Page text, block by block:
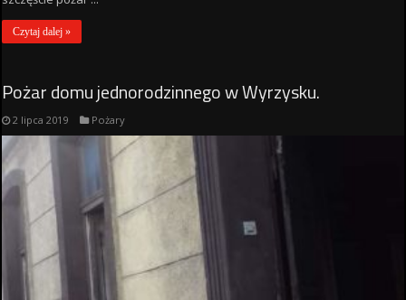
Czytaj dalej »
Pożar domu jednorodzinnego w Wyrzysku.
2 lipca 2019 Pożary